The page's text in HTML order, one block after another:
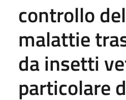
controllo
malattie
da insetti
particolare